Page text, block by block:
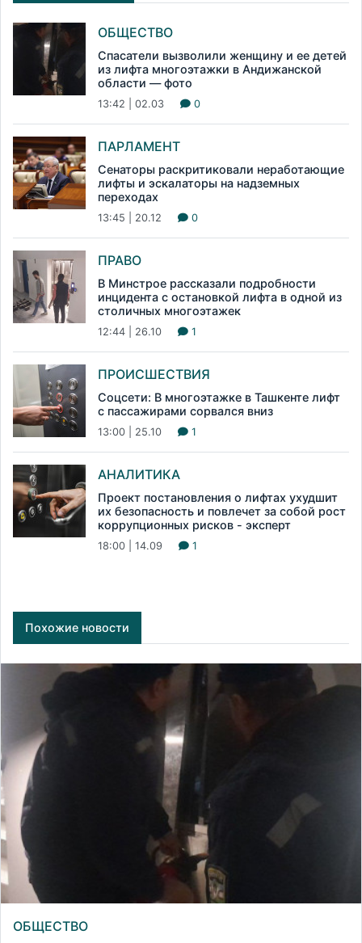
ОБЩЕСТВО
Спасатели вызволили женщину и ее детей
из лифта многоэтажки в Андижанской
области — фото
13:42 | 02.03 0
ПАРЛАМЕНТ
Сенаторы раскритиковали неработающие
лифты и эскалаторы на надземных
переходах
13:45 | 20.12 0
ПРАВО
В Минстрое рассказали подробности
инцидента с остановкой лифта в одной из
столичных многоэтажек
12:44 | 26.10 1
ПРОИСШЕСТВИЯ
Соцсети: В многоэтажке в Ташкенте лифт
с пассажирами сорвался вниз
13:00 | 25.10 1
АНАЛИТИКА
Проект постановления о лифтах ухудшит
их безопасность и повлечет за собой рост
коррупционных рисков - эксперт
18:00 | 14.09 1
Похожие новости
ОБЩЕСТВО